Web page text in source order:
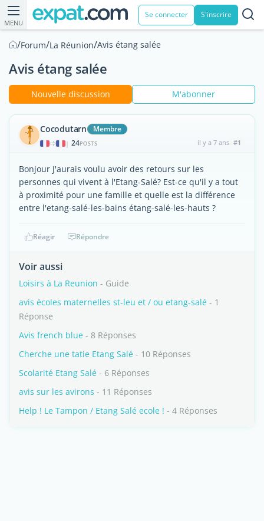
MENU
Se connecter S'inscrire
/Forum/La Réunion/Avis étang salée
Avis étang salée
Nouvelle discussion M'abonner
Cocodutarn Membre
| 24POSTS il y a 7 ans #1
Bonjour J'aurais voulu avoir des retours sur les
personnes qui vivent à l'Etang-Salé? Est-ce qu'il y a tout
à proximité pour une famille et quelle est la différence
entre l'etang-salé-les-bains étang-salé-les-hauts ?
Réagir Répondre
Voir aussi
Loisirs à La Reunion - Guide
avis écoles maternelles st-leu et / ou etang-salé - 1
Réponse
Avis french blue - 8 Réponses
Cherche une tatie Etang Salé - 10 Réponses
Scolarité Etang Salé - 6 Réponses
avis sur les avirons - 11 Réponses
Help ! Le Tampon / Etang Salé ecole ! - 4 Réponses